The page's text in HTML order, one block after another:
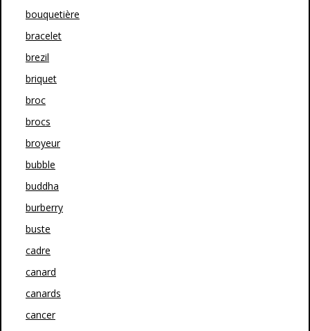
bouquetière
bracelet
brezil
briquet
broc
brocs
broyeur
bubble
buddha
burberry
buste
cadre
canard
canards
cancer